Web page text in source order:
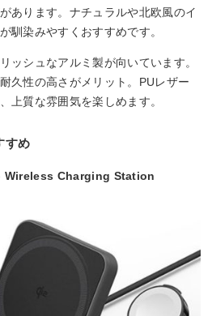
あります。ナチュラルや北欧風のイ
馴染みやすくおすすめです。
ッシュなアルミ製が向いています。
久性の高さがメリット。PUレザー
上質な雰囲気を楽しめます。
すめ
Wireless Charging Station